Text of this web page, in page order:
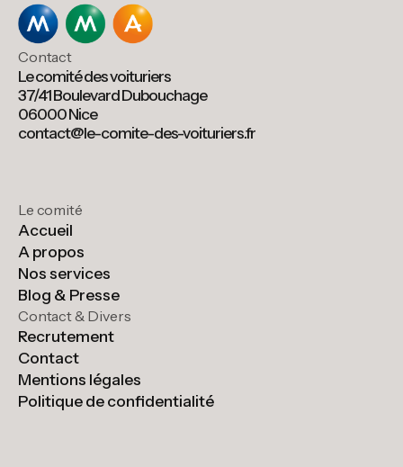
Contact
Le comité des voituriers
37/41 Boulevard Dubouchage
06000 Nice
contact@le-comite-des-voituriers.fr
Le comité
Accueil
A propos
Nos services
Blog & Presse
Contact & Divers
Recrutement
Contact
Mentions légales
Politique de confidentialité